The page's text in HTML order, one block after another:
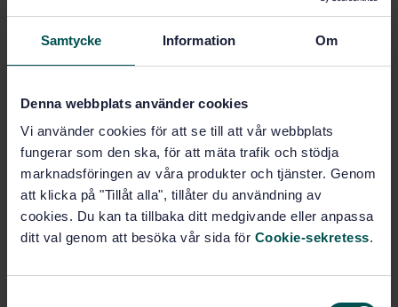
Samtycke Information Om
Denna webbplats använder cookies
Vi använder cookies för att se till att vår webbplats
fungerar som den ska, för att mäta trafik och stödja
marknadsföringen av våra produkter och tjänster. Genom
att klicka på "Tillåt alla", tillåter du användning av
cookies. Du kan ta tillbaka ditt medgivande eller anpassa
ditt val genom att besöka vår sida för Cookie-sekretess.
Price:0 SEK
Show more
Product information
Written by:Svenska institutet för